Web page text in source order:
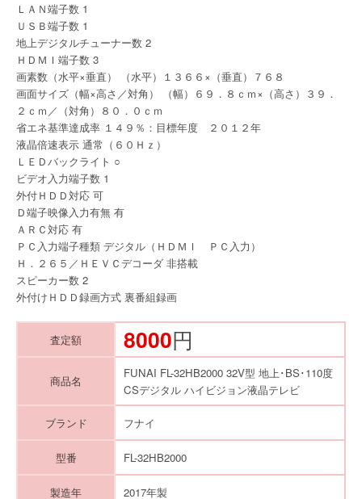
ＬＡＮ端子数 1
ＵＳＢ端子数 1
地上デジタルチューナー数 2
ＨＤＭＩ端子数 3
画素数（水平×垂直） （水平）１３６６×（垂直）７６８
画面サイズ（幅×高さ／対角） （幅）６９．８ｃｍ×（高さ）３９．
２ｃｍ／（対角）８０．０ｃｍ
省エネ基準達成率 １４９％：目標年度 ２０１２年
液晶倍速表示 通常（６０Ｈｚ）
ＬＥＤバックライト ○
ビデオ入力端子数 1
外付ＨＤＤ対応 可
Ｄ端子映像入力有無 有
ＡＲＣ対応 有
ＰＣ入力端子種類 デジタル（ＨＤＭＩ ＰＣ入力）
Ｈ．２６５／ＨＥＶＣデコーダ 非搭載
スピーカー数 2
外付けＨＤＤ録画方式 裏番組録画
査定額 8000円
商品名
FUNAI FL-32HB2000 32V型 地上･BS･110度
CSデジタル ハイビジョン液晶テレビ
ブランド フナイ
型番 FL-32HB2000
製造年 2017年製